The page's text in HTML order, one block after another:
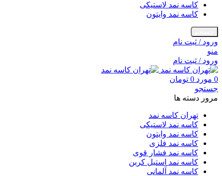
کاسه نمد لاستیکی
کاسه نمد وایتون
ورود / ثبت نام
منو
ورود / ثبت نام
0 مورد 0 تومان
جستجو
مرور دسته ها
تهران کاسه نمد
کاسه نمد لاستیکی
کاسه نمد وایتون
کاسه نمد فلزی
کاسه نمد فشار قوی
کاسه نمد استیل کربن
کاسه نمد آلمانی